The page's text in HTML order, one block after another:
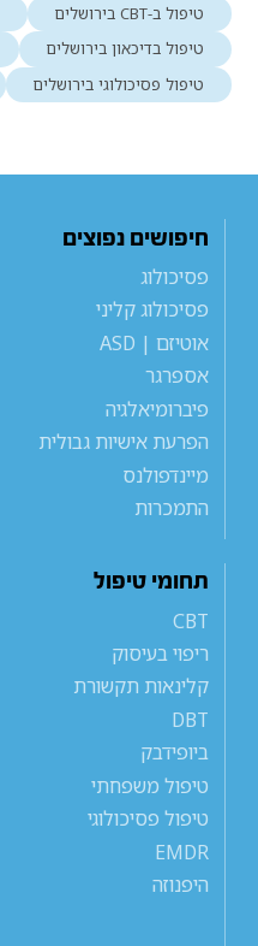
טיפול ב-CBT בירושלים
טיפול בדיכאון בירושלים
טיפול פסיכולוגי בירושלים
חיפושים נפוצים
פסיכולוג
פסיכולוג קליני
אוטיזם | ASD
אספרגר
פיברומיאלגיה
הפרעת אישיות גבולית
מיינדפולנס
התמכרות
תחומי טיפול
CBT
ריפוי בעיסוק
קלינאות תקשורת
DBT
ביופידבק
טיפול משפחתי
טיפול פסיכולוגי
EMDR
היפנוזה